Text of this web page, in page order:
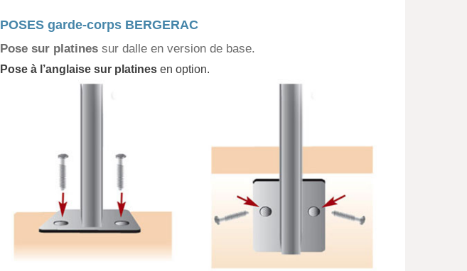
POSES garde-corps BERGERAC
Pose sur platines sur dalle en version de base.
Pose à l’anglaise sur platines en option.